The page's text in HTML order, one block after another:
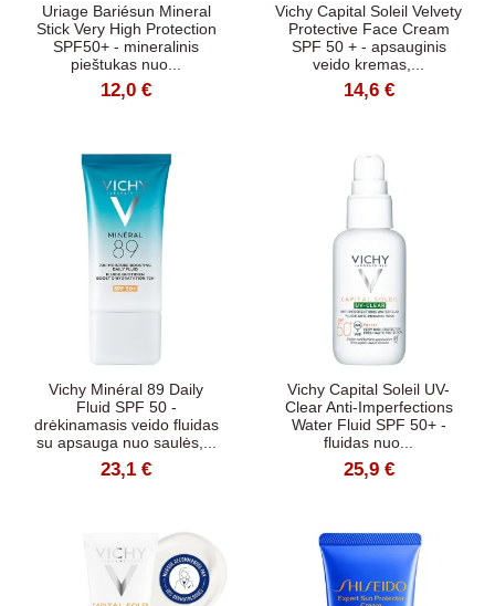
Uriage Bariésun Mineral
Stick Very High Protection
SPF50+ - mineralinis
pieštukas nuo...
12,0 €
Vichy Capital Soleil Velvety
Protective Face Cream
SPF 50 + - apsauginis
veido kremas,...
14,6 €
Vichy Minéral 89 Daily
Fluid SPF 50 -
drėkinamasis veido fluidas
su apsauga nuo saulės,...
23,1 €
Vichy Capital Soleil UV-
Clear Anti-Imperfections
Water Fluid SPF 50+ -
fluidas nuo...
25,9 €